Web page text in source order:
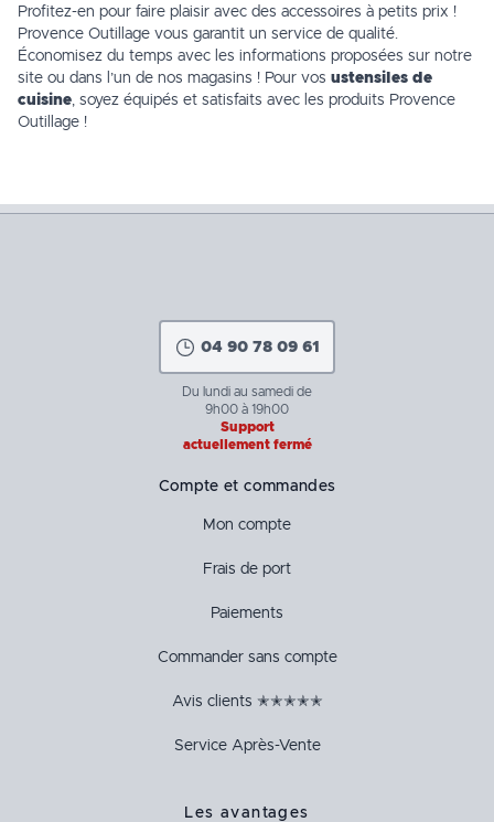
Profitez-en pour faire plaisir avec des accessoires à petits prix !
Provence Outillage vous garantit un service de qualité.
Économisez du temps avec les informations proposées sur notre
site ou dans l’un de nos magasins ! Pour vos ustensiles de
cuisine, soyez équipés et satisfaits avec les produits Provence
Outillage !
04 90 78 09 61
Du lundi au samedi de
9h00 à 19h00
Support
actuellement fermé
Compte et commandes
Mon compte
Frais de port
Paiements
Commander sans compte
Avis clients ✭✭✭✭✭
Service Après-Vente
Les avantages